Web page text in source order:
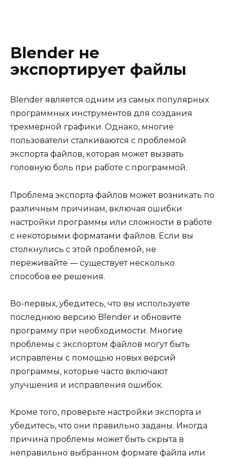
Blender не
экспортирует файлы
Blender является одним из самых популярных
программных инструментов для создания
трехмерной графики. Однако, многие
пользователи сталкиваются с проблемой
экспорта файлов, которая может вызвать
головную боль при работе с программой.
Проблема экспорта файлов может возникать по
различным причинам, включая ошибки
настройки программы или сложности в работе
с некоторыми форматами файлов. Если вы
столкнулись с этой проблемой, не
переживайте — существует несколько
способов ее решения.
Во-первых, убедитесь, что вы используете
последнюю версию Blender и обновите
программу при необходимости. Многие
проблемы с экспортом файлов могут быть
исправлены с помощью новых версий
программы, которые часто включают
улучшения и исправления ошибок.
Кроме того, проверьте настройки экспорта и
убедитесь, что они правильно заданы. Иногда
причина проблемы может быть скрыта в
неправильно выбранном формате файла или